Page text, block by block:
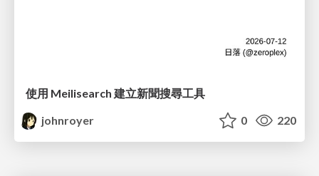
使用 Meilisearch 建立新聞搜尋工具
johnroyer
0 220